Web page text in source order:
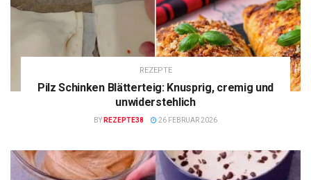
REZEPTE
Pilz Schinken Blätterteig: Knusprig, cremig und
unwiderstehlich
BY REZEPTE38 26 FEBRUAR 2026